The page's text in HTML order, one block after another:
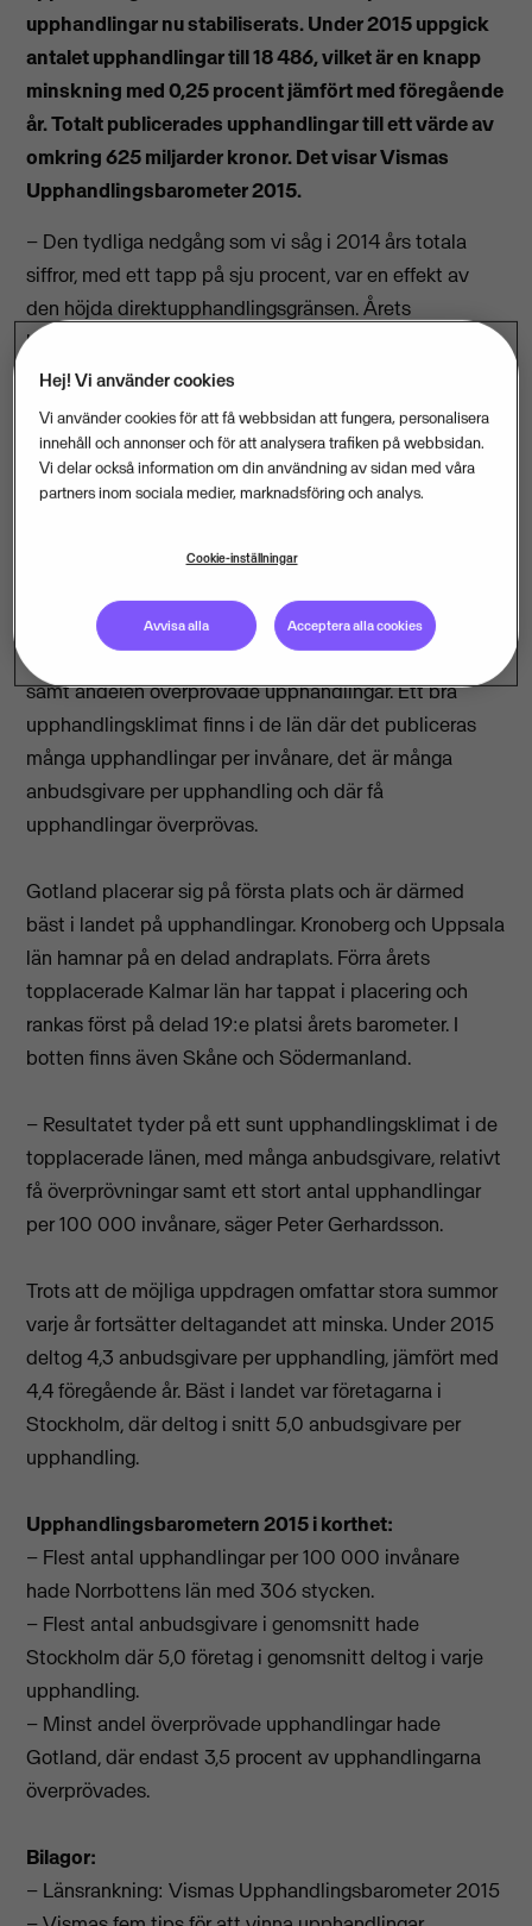
upphandlingar nu stabiliserats. Under 2015 uppgick
antalet upphandlingar till 18 486, vilket är en knapp
minskning med 0,25 procent jämfört med föregående
år. Totalt publicerades upphandlingar till ett värde av
omkring 625 miljarder kronor. Det visar Vismas
Upphandlingsbarometer 2015.
– Den tydliga nedgång som vi såg i 2014 års totala
siffror, med ett tapp på sju procent, var en effekt av
den höjda direktupphandlingsgränsen. Årets
blygsamma minskning av antalet upphandlingar
indikerar en stabilisering och anpassning efter den nya
nivån, säger Peter Gerhardsson, vd på Visma
Commerce.
Gotland, Kronoberg och Uppsala län är bäst i landet
Vismas Upphandlingsbarometer sammanställer
alla län baserat på antal upphandlingar per 100 000
invånare, genomsnittligt antal anbud per upphandling
samt andelen överprövade upphandlingar. Ett bra
upphandlingsklimat finns i de län där det publiceras
många upphandlingar per invånare, det är många
anbudsgivare per upphandling och där få
upphandlingar överprövas.
Gotland placerar sig på första plats och är därmed
bäst i landet på upphandlingar. Kronoberg och Uppsala
län hamnar på en delad andraplats. Förra årets
topplacerade Kalmar län har tappat i placering och
rankas först på delad 19:e platsi årets barometer. I
botten finns även Skåne och Södermanland.
– Resultatet tyder på ett sunt upphandlingsklimat i de
topplacerade länen, med många anbudsgivare, relativt
få överprövningar samt ett stort antal upphandlingar
per 100 000 invånare, säger Peter Gerhardsson.
Trots att de möjliga uppdragen omfattar stora summor
varje år fortsätter deltagandet att minska. Under 2015
deltog 4,3 anbudsgivare per upphandling, jämfört med
4,4 föregående år. Bäst i landet var företagarna i
Stockholm, där deltog i snitt 5,0 anbudsgivare per
upphandling.
Upphandlingsbarometern 2015 i korthet:
– Flest antal upphandlingar per 100 000 invånare
hade Norrbottens län med 306 stycken.
– Flest antal anbudsgivare i genomsnitt hade
Stockholm där 5,0 företag i genomsnitt deltog i varje
upphandling.
– Minst andel överprövade upphandlingar hade
Gotland, där endast 3,5 procent av upphandlingarna
överprövades.
Bilagor:
– Länsrankning: Vismas Upphandlingsbarometer 2015
Hej! Vi använder cookies
Vi använder cookies för att få webbsidan att fungera, personalisera
innehåll och annonser och för att analysera trafiken på webbsidan.
Vi delar också information om din användning av sidan med våra
partners inom sociala medier, marknadsföring och analys.
Cookie-inställningar
Avvisa alla Acceptera alla cookies